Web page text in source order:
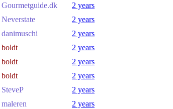
Gourmetguide.dk
2 years
Neverstate
2 years
danimuschi
2 years
boldt
2 years
boldt
2 years
boldt
2 years
SteveP
2 years
maleren
2 years